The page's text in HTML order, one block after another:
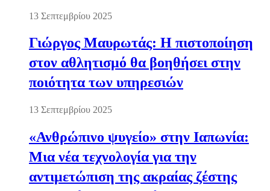
13 Σεπτεμβρίου 2025
Γιώργος Μαυρωτάς: Η πιστοποίηση
στον αθλητισμό θα βοηθήσει στην
ποιότητα των υπηρεσιών
13 Σεπτεμβρίου 2025
«Ανθρώπινο ψυγείο» στην Ιαπωνία:
Μια νέα τεχνολογία για την
αντιμετώπιση της ακραίας ζέστης